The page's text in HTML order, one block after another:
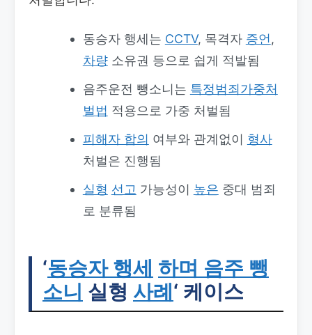
동승자 행세는 CCTV, 목격자 증언 ,
차량소유권 등으로 쉽게 적발됨
음주운전 뺑소니는 특정범죄가중처
벌법 적용으로 가중 처벌됨
피해자 합의 여부와 관계없이 형사
처벌은 진행됨
실형 선고 가능성이 높은 중대 범죄
로 분류됨
‘동승자 행세 하며 음주 뺑
소니 실형 사례 ‘ 케이스